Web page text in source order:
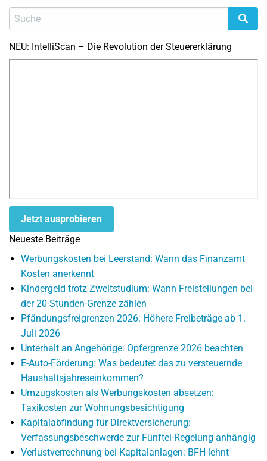
NEU: IntelliScan – Die Revolution der Steuererklärung
Jetzt ausprobieren
Neueste Beiträge
Werbungskosten bei Leerstand: Wann das Finanzamt
Kosten anerkennt
Kindergeld trotz Zweitstudium: Wann Freistellungen bei
der 20-Stunden-Grenze zählen
Pfändungsfreigrenzen 2026: Höhere Freibeträge ab 1.
Juli 2026
Unterhalt an Angehörige: Opfergrenze 2026 beachten
E-Auto-Förderung: Was bedeutet das zu versteuernde
Haushaltsjahreseinkommen?
Umzugskosten als Werbungskosten absetzen:
Taxikosten zur Wohnungsbesichtigung
Kapitalabfindung für Direktversicherung:
Verfassungsbeschwerde zur Fünftel-Regelung anhängig
Verlustverrechnung bei Kapitalanlagen: BFH lehnt